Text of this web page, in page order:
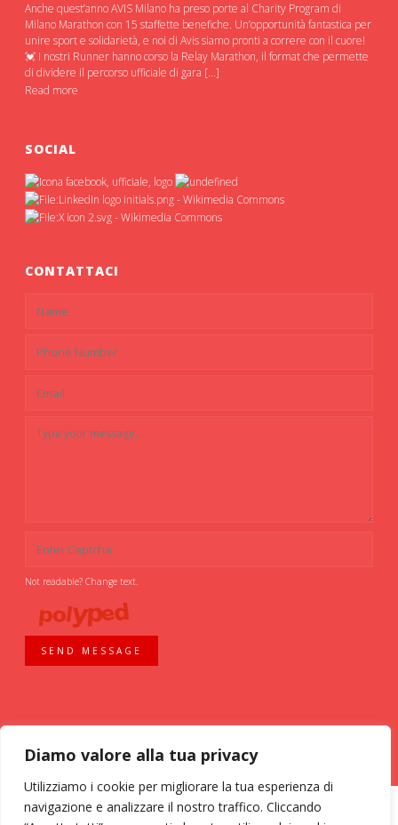
Diamo valore alla tua privacy
Utilizziamo i cookie per migliorare la tua esperienza di
navigazione e analizzare il nostro traffico. Cliccando
Anche quest’anno AVIS Milano ha preso porte al Charity Program di
Milano Marathon con 15 staffette benefiche. Un’opportunità fantastica per
unire sport e solidarietà, e noi di Avis siamo pronti a correre con il cuore!
💓 I nostri Runner hanno corso la Relay Marathon, il format che permette
di dividere il percorso ufficiale di gara […]
Read more
SOCIAL
CONTATTACI
Not readable? Change text.
SEND MESSAGE